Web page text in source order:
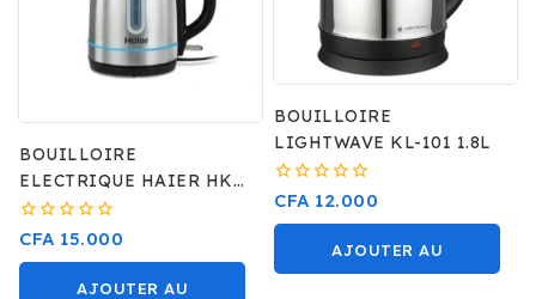
BOUILLOIRE
ELECTRIQUE HAIER HKE
6S INOX
0
5
CFA 15.000
AJOUTER AU
BOUILLOIRE
LIGHTWAVE KL-101 1.8L
0
5
CFA 12.000
AJOUTER AU